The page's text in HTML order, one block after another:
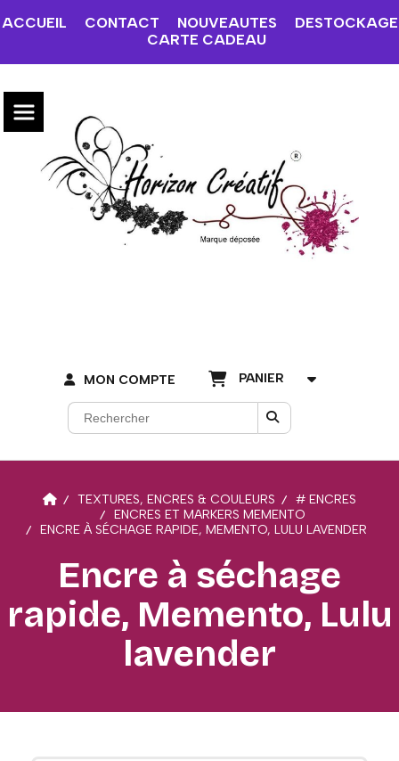
ACCUEIL CONTACT NOUVEAUTES
DESTOCKAGE
CARTE CADEAU
MON COMPTE PANIER
TEXTURES, ENCRES & COULEURS
# ENCRES
ENCRES ET MARKERS MEMENTO
ENCRE À SÉCHAGE RAPIDE, MEMENTO, LULU LAVENDER
Encre à séchage
rapide, Memento, Lulu
lavender